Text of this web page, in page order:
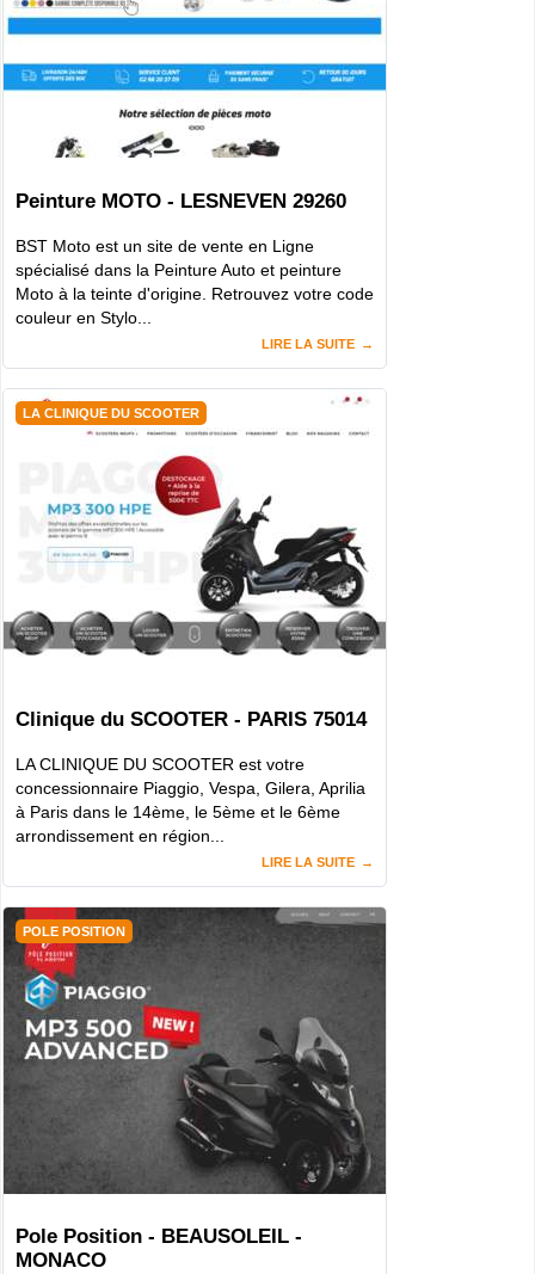
Peinture MOTO - LESNEVEN 29260
BST Moto est un site de vente en Ligne
spécialisé dans la Peinture Auto et peinture
Moto à la teinte d'origine. Retrouvez votre code
couleur en Stylo...
LIRE LA SUITE
LA CLINIQUE DU SCOOTER
Clinique du SCOOTER - PARIS 75014
LA CLINIQUE DU SCOOTER est votre
concessionnaire Piaggio, Vespa, Gilera, Aprilia
à Paris dans le 14ème, le 5ème et le 6ème
arrondissement en région...
LIRE LA SUITE
POLE POSITION
Pole Position - BEAUSOLEIL -
MONACO